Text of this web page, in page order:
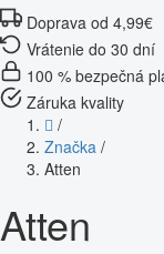
Doprava od 4,99€
Vrátenie do 30 dní
100 % bezpečná
Záruka kvality
/
Značka /
Atten
Atten